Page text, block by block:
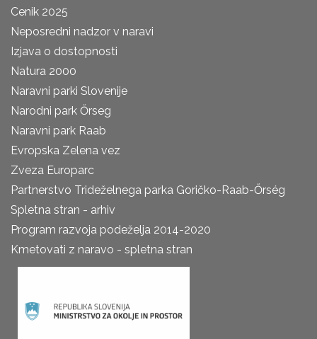
Cenik 2025
Neposredni nadzor v naravi
Izjava o dostopnosti
Natura 2000
Naravni parki Slovenije
Narodni park Őrseg
Naravni park Raab
Evropska Zelena vez
Zveza Europarc
Partnerstvo Trideželnega parka Goričko-Raab-Őrség
Spletna stran - arhiv
Program razvoja podeželja 2014-2020
Kmetovati z naravo - spletna stran